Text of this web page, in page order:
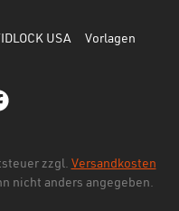
USA Vorlagen
zzgl. Versandkosten
nicht anders angegeben.